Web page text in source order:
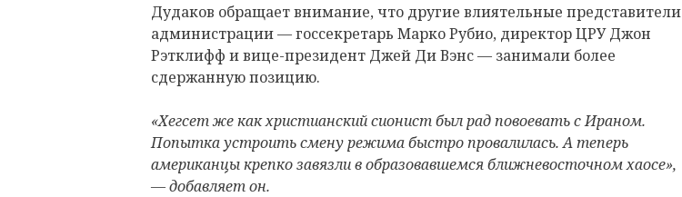
Дудаков обращает внимание, что другие влиятельные представители
администрации — госсекретарь Марко Рубио, директор ЦРУ Джон
Рэтклифф и вице-президент Джей Ди Вэнс — занимали более
сдержанную позицию.
«Хегсет же как христианский сионист был рад повоевать с Ираном.
Попытка устроить смену режима быстро провалилась. А теперь
американцы крепко завязли в образовавшемся ближневосточном хаосе»,
— добавляет он.